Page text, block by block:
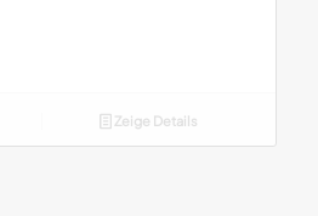
Zeige Details